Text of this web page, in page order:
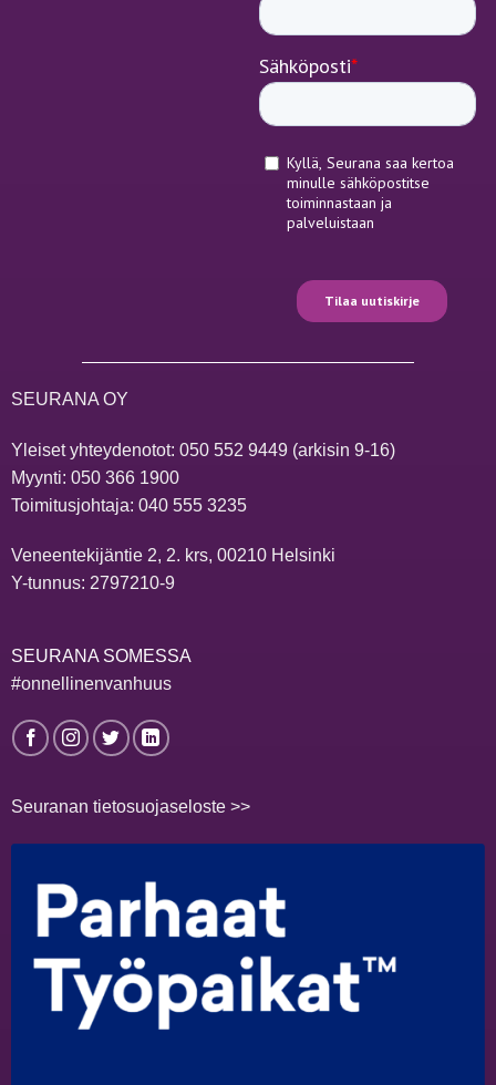
SEURANA OY
Yleiset yhteydenotot: 050 552 9449(arkisin 9-16)
Myynti: 050 366 1900
Toimitusjohtaja: 040 555 3235
Veneentekijäntie 2, 2. krs, 00210 Helsinki
Y-tunnus: 2797210-9
SEURANA SOMESSA
#onnellinenvanhuus
Seuranan tietosuojaseloste >>